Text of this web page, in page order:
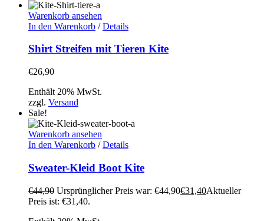
Warenkorb ansehen
In den Warenkorb / Details
Shirt Streifen mit Tieren Kite
€26,90
Enthält 20% MwSt.
zzgl. Versand
Sale!
Warenkorb ansehen
In den Warenkorb / Details
Sweater-Kleid Boot Kite
€44,90 Ursprünglicher Preis war: €44,90€31,40Aktueller
Preis ist: €31,40.